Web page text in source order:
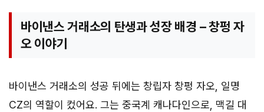
바이낸스 거래소의 탄생과 성장 배경 – 창펑 자
오 이야기
바이낸스 거래소의 성공 뒤에는 창립자 창펑 자오, 일명
CZ의 역할이 컸어요. 그는 중국계 캐나다인으로, 맥길 대